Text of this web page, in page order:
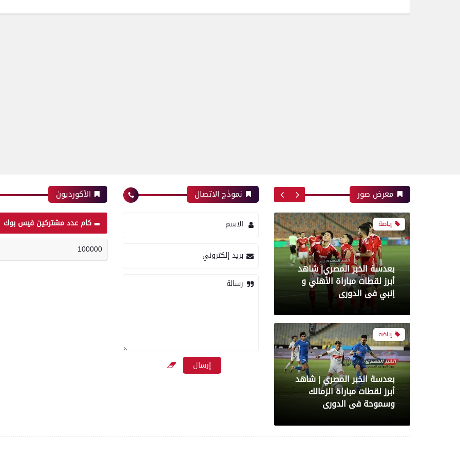
معرض صور
فى نهائى كأس مصر
رياضة
بعدسة الخبر المصري| شاهد
أبرز لقطات مباراة الأهلي و
إنبي فى الدورى
رياضة
بعدسة الخبر المصري | شاهد
أبرز لقطات مباراة الزمالك
وسموحة فى الدورى
نموذج الاتصال
الاسم
بريد إلكتروني
رسالة
الأكورديون
كام عدد مشتركين فيس بوك
100000